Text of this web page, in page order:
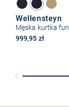
Wellensteyn
999,95 zł